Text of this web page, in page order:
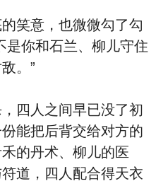
笑意，也微微勾了勾
是你和石兰、柳儿守住
。”
四人之间早已没了初
能把后背交给对方的
的丹术、柳儿的医
道，四人配合得天衣